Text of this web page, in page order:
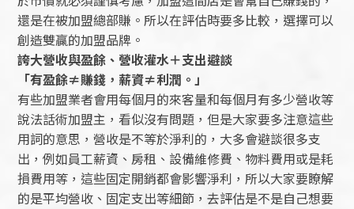
還是在被加盟總部賺。所以在評估時要多比較，選擇可以
創造雙贏的加盟品牌。
誇大營收與盈餘、營收灌水＋支出避談
「有盈餘≠賺錢，薪資≠利潤。」
有些加盟業者會用每個月的來客量和每個月有多少營收等
說法話術加盟主，看似沒有問題，但是大家要多注意這些
用詞的意思，營收是不等於淨利的，大多會避談很多支
出，例如員工薪資、房租、設備維修費、物料費用或是耗
損費用等，這些固定開銷都會影響淨利，所以大家要瞭解
的是平均營收、固定支出等細節，去評估是不是自己想要